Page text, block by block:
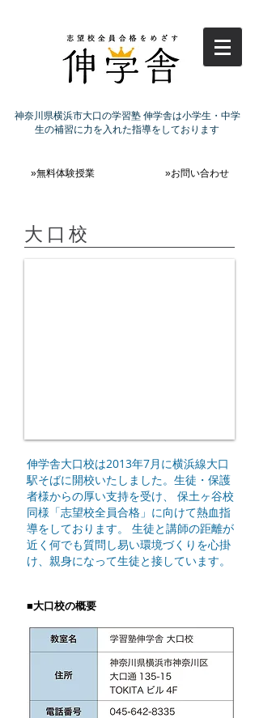
神奈川県横浜市大口の学習塾 伸学舎は小学生・中学
生の補習に力を入れた指導をしております
»無料体験授業 »お問い合わせ
大口校
伸学舎大口校は2013年7月に横浜線大口
駅そばに開校いたしました。生徒・保護
者様からの厚い支持を受け、 保土ヶ谷校
同様「志望校全員合格」に向けて熱血指
導をしております。 生徒と講師の距離が
近く何でも質問し易い環境づくりを心掛
け、親身になって生徒と接しています。
■大口校の概要